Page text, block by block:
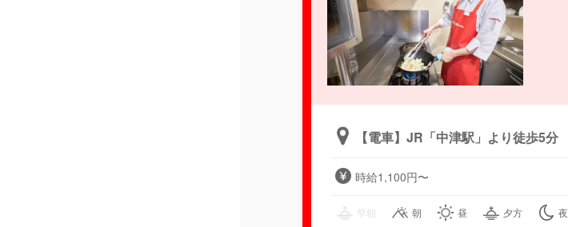
【電車】JR「中津駅」より徒歩5分
時給1,100円〜
早朝 朝 昼 夕方 夜